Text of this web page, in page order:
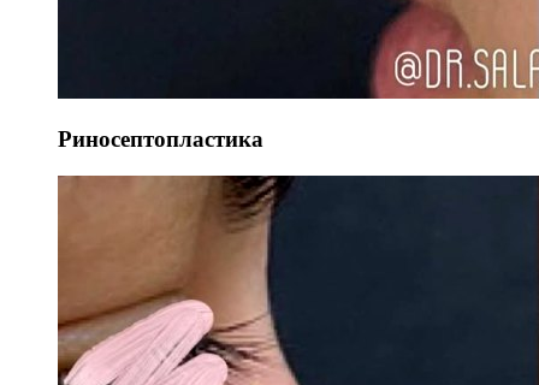
Риносептопластика